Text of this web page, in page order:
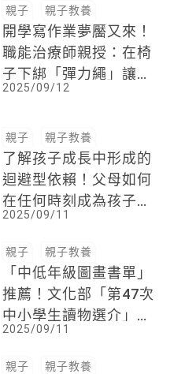
親子 親子教養
開學寫作業夢靨又來！
職能治療師親授：在椅
子下綁「彈力繩」讓孩
子踩，需長坐時會更專
2025/09/12
親子 親子教養
了解孩子成長中形成的
迴避型依賴！父母如何
在任何時刻成為孩子主
動航向的避風港？
2025/09/11
親子 親子教養
「中低年級圖畫書單」
推薦！文化部「第47次
中小學生讀物選介」書
單揭曉 623本優質好書
陪伴孩童長成
2025/09/11
親子 親子教養